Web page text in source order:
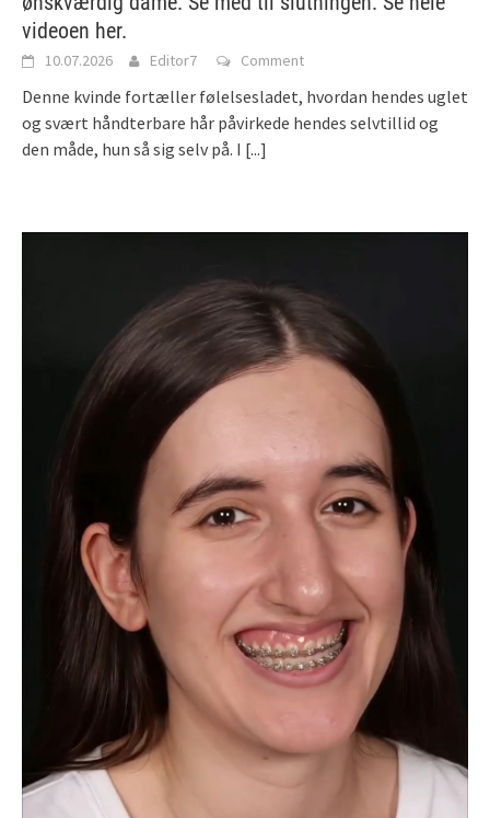
videoen her.
10.07.2026 Editor7 Comment
Denne kvinde fortæller følelsesladet, hvordan hendes uglet
og svært håndterbare hår påvirkede hendes selvtillid og
den måde, hun så sig selv på. I [...]